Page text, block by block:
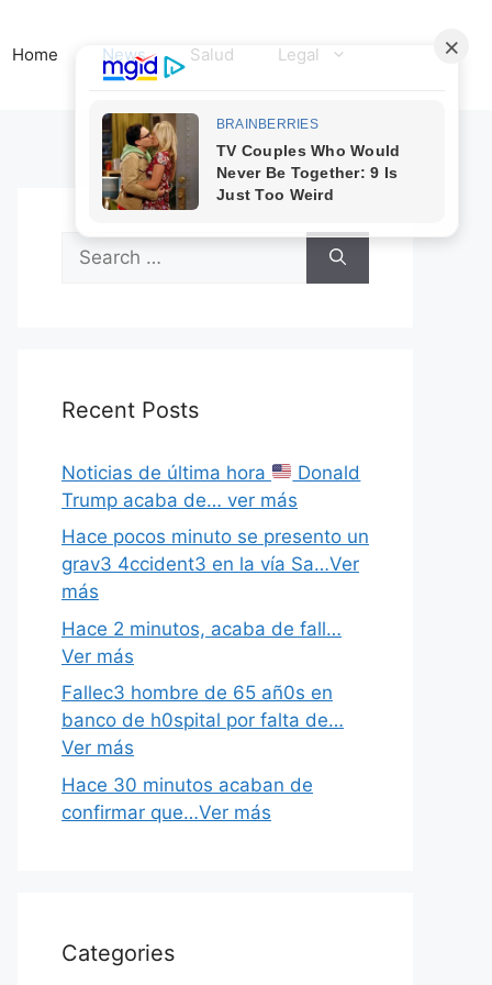
Home News Salud Legal
Search
for:
Recent Posts
Noticias de última hora
Donald
Trump acaba de… ver más
Hace pocos minuto se presento un
grav3 4ccident3 en la vía Sa…Ver
más
Hace 2 minutos, acaba de fall…
Ver más
Fallec3 hombre de 65 añ0s en
banco de h0spital por falta de…
Ver más
Hace 30 minutos acaban de
confirmar que…Ver más
Categories